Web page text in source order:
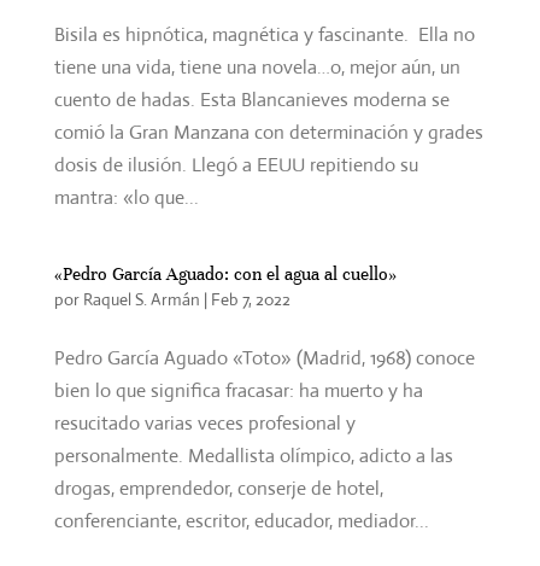
Bisila es hipnótica, magnética y fascinante. Ella no
tiene una vida, tiene una novela…o, mejor aún, un
cuento de hadas. Esta Blancanieves moderna se
comió la Gran Manzana con determinación y grades
dosis de ilusión. Llegó a EEUU repitiendo su
mantra: «lo que...
«Pedro García Aguado: con el agua al cuello»
por Raquel S. Armán | Feb 7, 2022
Pedro García Aguado «Toto» (Madrid, 1968) conoce
bien lo que significa fracasar: ha muerto y ha
resucitado varias veces profesional y
personalmente. Medallista olímpico, adicto a las
drogas, emprendedor, conserje de hotel,
conferenciante, escritor, educador, mediador...